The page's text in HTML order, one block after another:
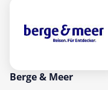
Computer & Elektronik
Essen & Trinken
Berge & Meer